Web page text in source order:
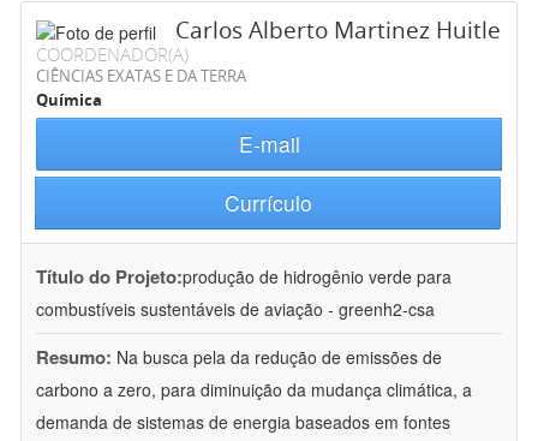
Carlos Alberto Martinez Huitle
COORDENADOR(A)
CIÊNCIAS EXATAS E DA TERRA
Química
E-mail
Currículo
Título do Projeto:produção de hidrogênio verde para
combustíveis sustentáveis de aviação - greenh2-csa
Resumo: Na busca pela da redução de emissões de
carbono a zero, para diminuição da mudança climática, a
demanda de sistemas de energia baseados em fontes